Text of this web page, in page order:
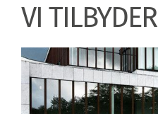
VI TILBYDER